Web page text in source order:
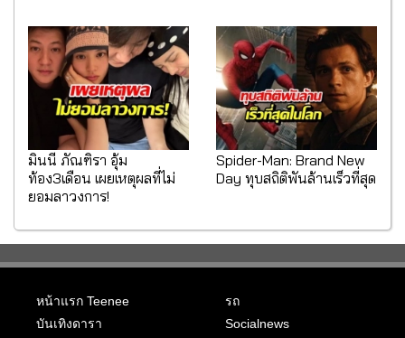
มินนี่ ภัณฑิรา อุ้ม
ท้อง3เดือน เผยเหตุผลที่ไม่
ยอมลาวงการ!
Spider-Man: Brand New
Day ทุบสถิติพันล้านเร็วที่สุด
หน้าแรก Teenee
บันเทิงดารา
รถ
Socialnews